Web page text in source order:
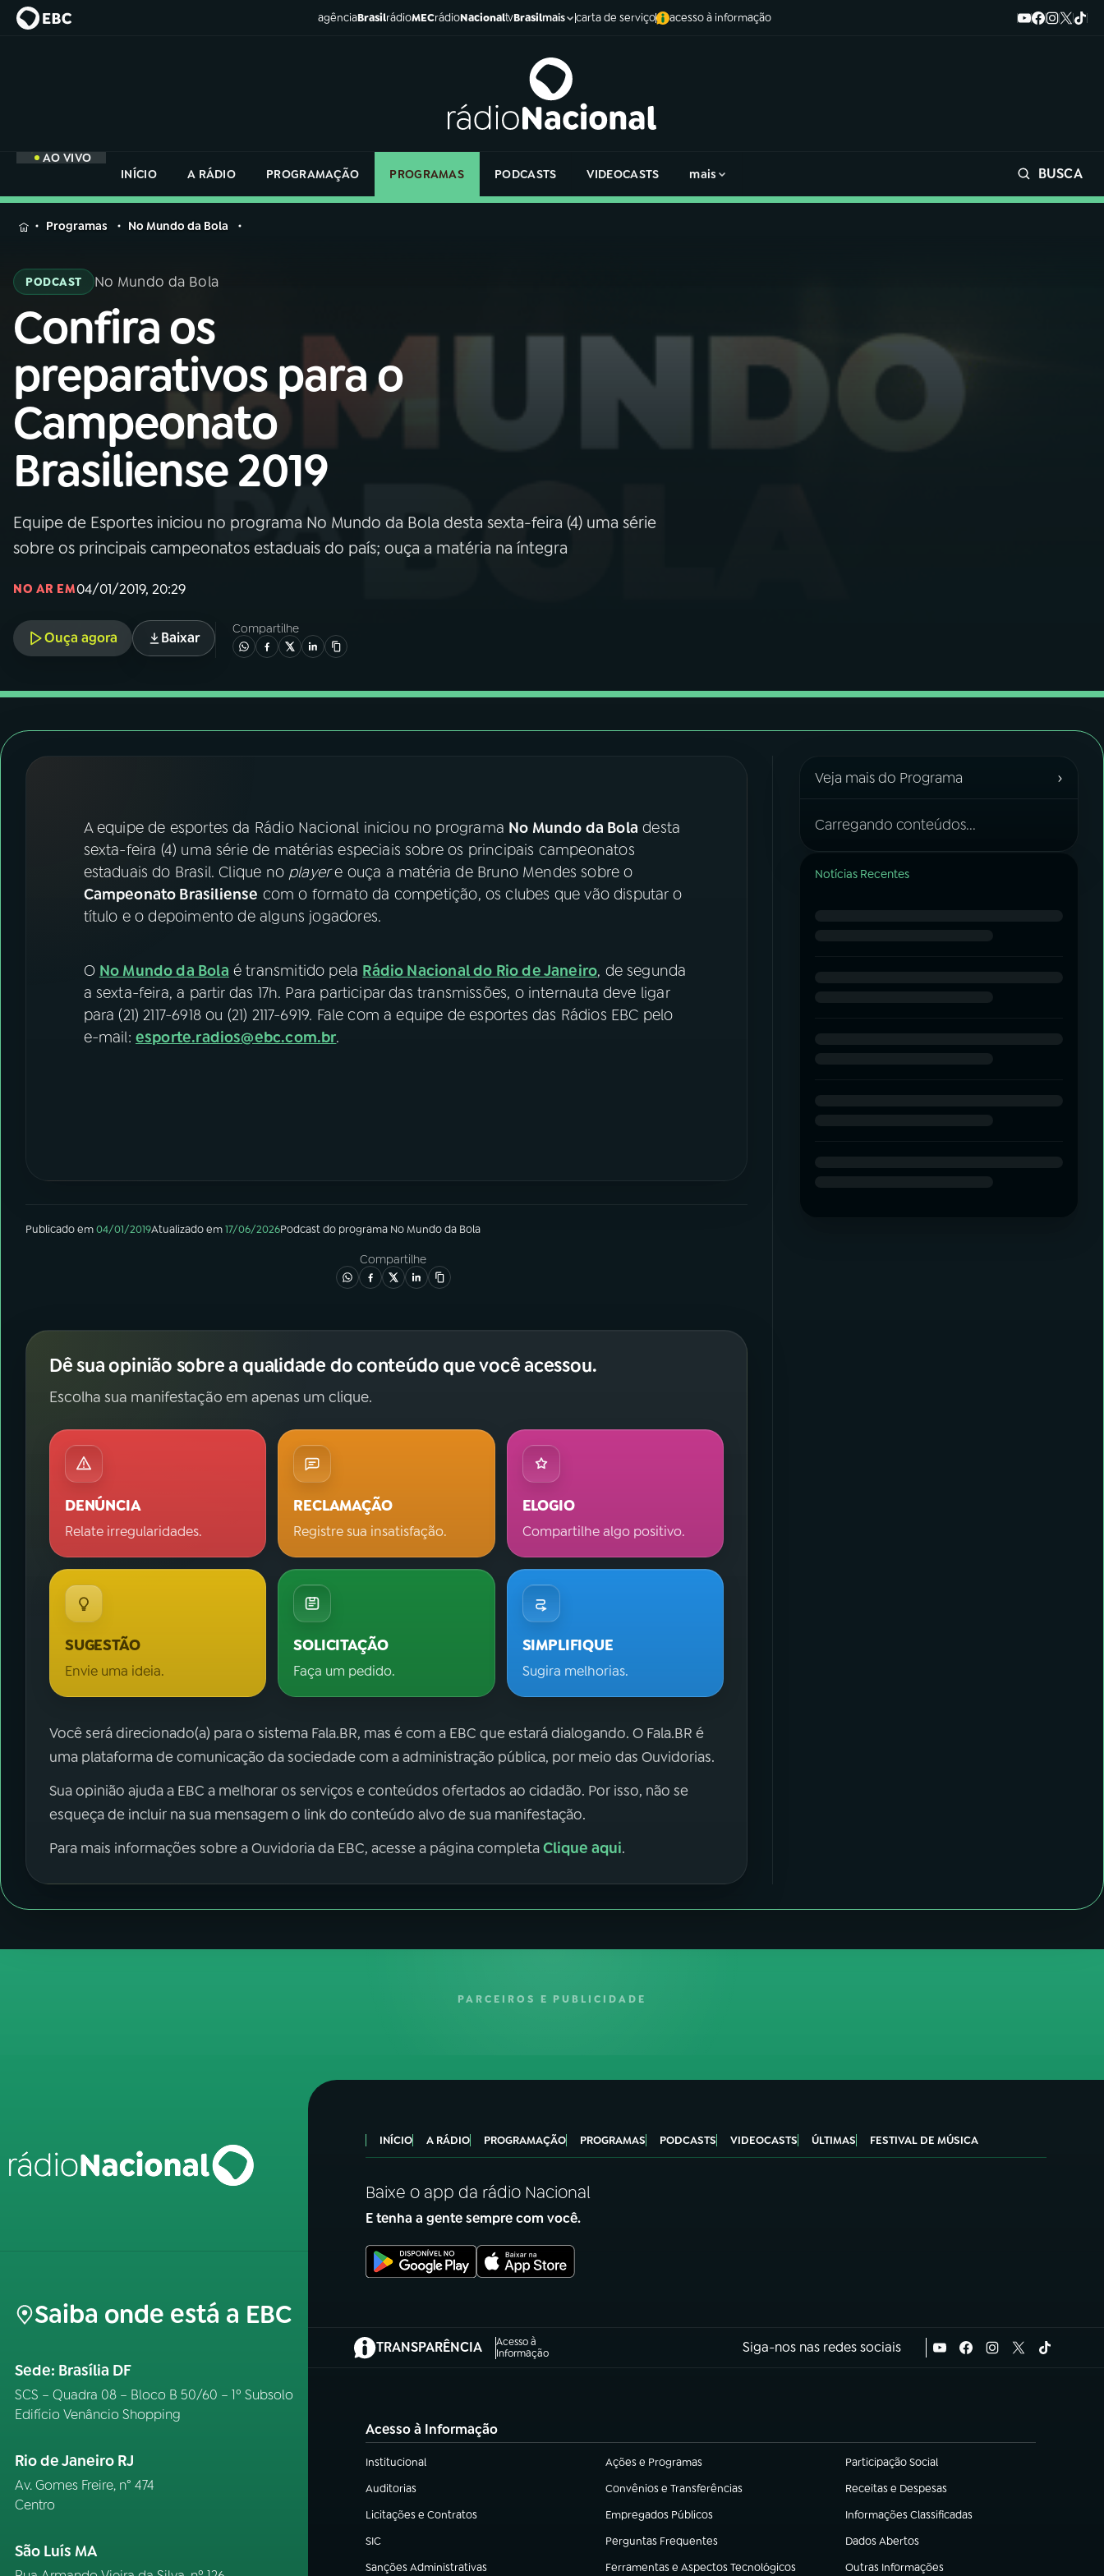
agênciaBrasilrádioMECrádioNacionaltvBrasilmais carta de serviço acesso à informação
AO VIVO
INÍCIO
A RÁDIO PROGRAMAÇÃO PROGRAMAS PODCASTS VIDEOCASTS mais BUSCA
MENU
Buscar
na
Rádio
Nacional
AO VIVO
01 INÍCIO
02A RÁDIO
03 PROGRAMAÇÃO
05 PODCASTS
ACOMPANHE A RÁDIO NACIONAL
YouTube Facebook
Instagram X
na
Rádio
Programas No Mundo da Bola
PODCAST No Mundo da Bola
Confira os
preparativos para o
Campeonato
Brasiliense 2019
Equipe de Esportes iniciou no programa No Mundo da Bola desta sexta-feira (4) uma série
sobre os principais campeonatos estaduais do país; ouça a matéria na íntegra
NO AR EM04/01/2019, 20:29
Ouça agora Baixar
Compartilhe
A equipe de esportes da Rádio Nacional iniciou no programa No Mundo da Bola desta
sexta-feira (4) uma série de matérias especiais sobre os principais campeonatos
estaduais do Brasil. Clique no playere ouça a matéria de Bruno Mendes sobre o
Campeonato Brasiliense com o formato da competição, os clubes que vão disputar o
título e o depoimento de alguns jogadores.
O No Mundo da Bola é transmitido pela Rádio Nacional do Rio de Janeiro, de segunda
a sexta-feira, a partir das 17h. Para participar das transmissões, o internauta deve ligar
para (21) 2117-6918 ou (21) 2117-6919. Fale com a equipe de esportes das Rádios EBC pelo
e-mail: esporte.radios@ebc.com.br.
Publicado em04/01/2019Atualizado em17/06/2026Podcastdo programa No Mundo da Bola
Compartilhe
Dê sua opinião sobre a qualidade do conteúdo que você acessou.
Escolha sua manifestação em apenas um clique.
DENÚNCIA
Relate irregularidades.
RECLAMAÇÃO
Registre sua insatisfação.
ELOGIO
Compartilhe algo positivo.
SUGESTÃO
Envie uma ideia.
SOLICITAÇÃO
Faça um pedido.
SIMPLIFIQUE
Sugira melhorias.
Você será direcionado(a) para o sistema Fala.BR, mas é com a EBC que estará dialogando. O Fala.BR é
uma plataforma de comunicação da sociedade com a administração pública, por meio das Ouvidorias.
Sua opinião ajuda a EBC a melhorar os serviços e conteúdos ofertados ao cidadão. Por isso, não se
esqueça de incluir na sua mensagem o link do conteúdo alvo de sua manifestação.
Para mais informações sobre a Ouvidoria da EBC, acesse a página completaClique aqui.
Veja mais do Programa ›
Carregando conteúdos...
Notícias Recentes
PARCEIROS E PUBLICIDADE
Saiba onde está a EBC
Sede: Brasília DF
SCS – Quadra 08 – Bloco B 50/60 – 1º Subsolo
Edifício Venâncio Shopping
Rio de Janeiro RJ
Av. Gomes Freire, n° 474
Centro
São Luís MA
INÍCIO A RÁDIO PROGRAMAÇÃO PROGRAMAS PODCASTS VIDEOCASTS ÚLTIMAS FESTIVAL DE MÚSICA
Baixe o app da rádio Nacional
E tenha a gente sempre com você.
TRANSPARÊNCIA
Acesso à
Informação
(abre em nova aba) Siga-nos nas redes sociais
Acesso à Informação
Institucional
(abre em nova aba) Ações e Programas
(abre em nova aba) Participação Social
(abre em nova aba)
Auditorias
(abre em nova aba) Convênios e Transferências
(abre em nova aba) Receitas e Despesas
(abre em nova aba)
Licitações e Contratos
(abre em nova aba) Empregados Públicos
(abre em nova aba) Informações Classificadas
(abre em nova aba)
SIC
(abre em nova aba) Perguntas Frequentes
(abre em nova aba) Dados Abertos
(abre em nova aba)
Sanções Administrativas
(abre em nova aba) Ferramentas e Aspectos Tecnológicos
(abre em nova aba) Outras Informações
(abre em nova aba)